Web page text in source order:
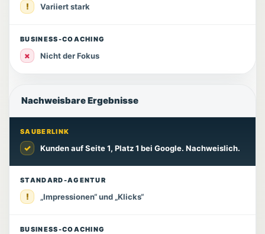
! Variiert stark
BUSINESS-COACHING
× Nicht der Fokus
Nachweisbare Ergebnisse
STANDARD-AGENTUR
! „Impressionen“ und „Klicks“
BUSINESS-COACHING
SAUBERLINK
✓ Kunden auf Seite 1, Platz 1 bei Google. Nachweislich.